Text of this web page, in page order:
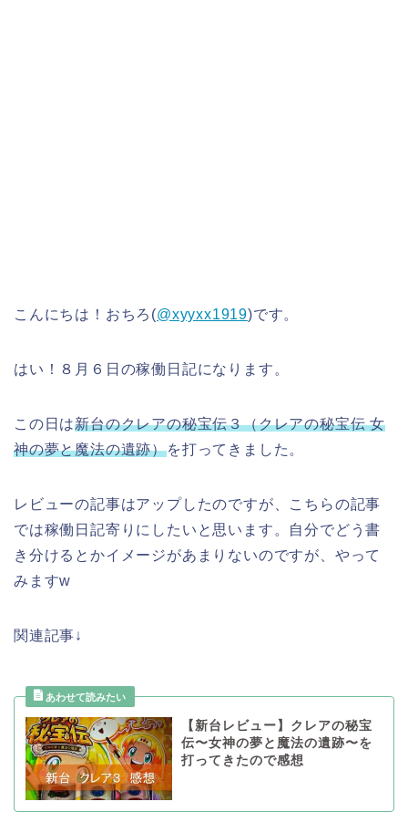
こんにちは！おちろ(@xyyxx1919)です。
はい！８月６日の稼働日記になります。
この日は新台のクレアの秘宝伝３（クレアの秘宝伝 女
神の夢と魔法の遺跡）を打ってきました。
レビューの記事はアップしたのですが、こちらの記事
では稼働日記寄りにしたいと思います。自分でどう書
き分けるとかイメージがあまりないのですが、やって
みますw
関連記事↓
【新台レビュー】クレアの秘宝
伝〜女神の夢と魔法の遺跡〜を
打ってきたので感想